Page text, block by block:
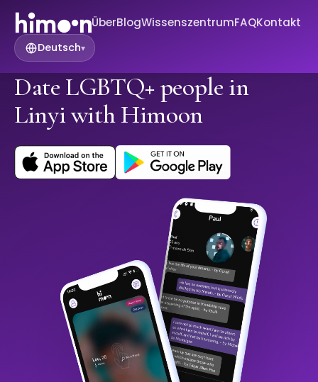
ÜberBlogWissenszentrumFAQKontakt
Deutsch▾
Date LGBTQ+ people in
Linyi with Himoon